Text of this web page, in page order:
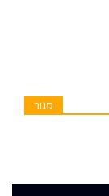
סגור